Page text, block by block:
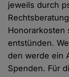
jeweils durch
Honorarkosten
entstünden.
den werde ein
Spenden. Für